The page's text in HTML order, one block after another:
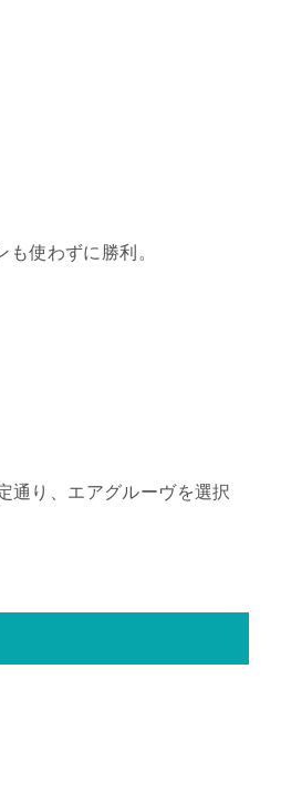
使わずに勝利。
通り、エアグルーヴを選択